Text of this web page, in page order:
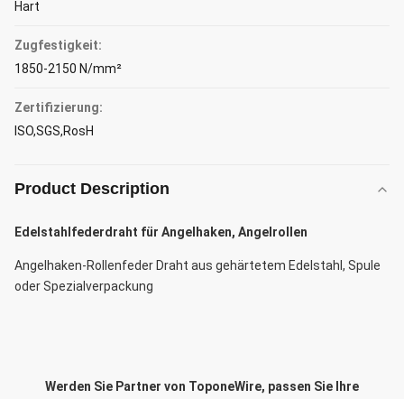
Hart
Zugfestigkeit:
1850-2150 N/mm²
Zertifizierung:
ISO,SGS,RosH
Product Description
Edelstahlfederdraht für Angelhaken, Angelrollen
Angelhaken-Rollenfeder Draht aus gehärtetem Edelstahl, Spule
oder Spezialverpackung
Werden Sie Partner von ToponeWire, passen Sie Ihre